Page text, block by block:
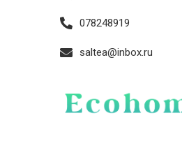
078248919
saltea@inbox.ru